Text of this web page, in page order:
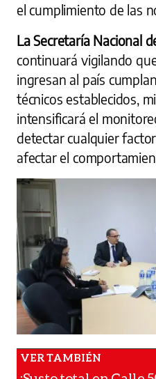
el cumplimiento de las
La Secretaría Nacional
continuará vigilando
ingresan al país
técnicos establecidos,
intensificará el
detectar cualquier
afectar el